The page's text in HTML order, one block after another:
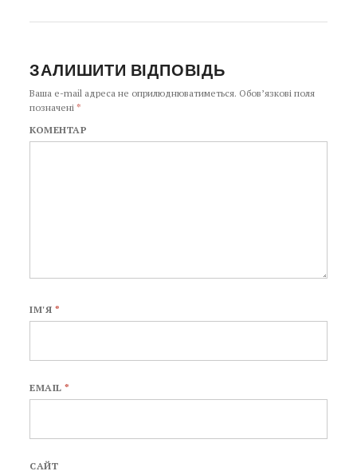
ЗАЛИШИТИ ВІДПОВІДЬ
Ваша e-mail адреса не оприлюднюватиметься. Обов’язкові поля
позначені*
КОМЕНТАР
ІМ'Я *
EMAIL*
САЙТ